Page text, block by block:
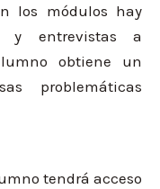
los módulos hay
y entrevistas a
obtiene un
problemáticas
tendrá acceso